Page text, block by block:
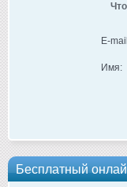
E-
Имя:
Бесплатный